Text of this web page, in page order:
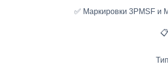
✅ Маркировки 3PMSF и